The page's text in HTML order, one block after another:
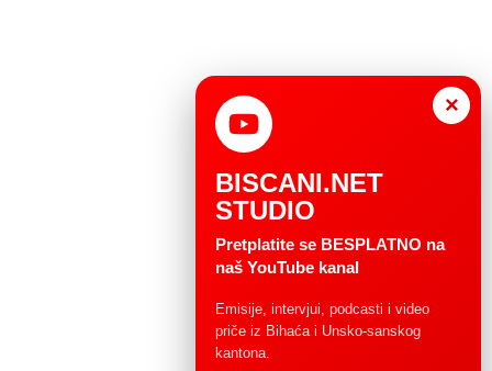
×
BISCANI.NET
STUDIO
Pretplatite se BESPLATNO na
naš YouTube kanal
Emisije, intervjui, podcasti i video
priče iz Bihaća i Unsko-sanskog
kantona.